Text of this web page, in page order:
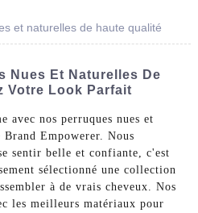
et naturelles de haute qualité
Nues Et Naturelles De
Votre Look Parfait
nos perruques nues et
Empowerer. Nous
sentir belle et confiante, c'est
sélectionné une collection
à de vrais cheveux. Nos
les meilleurs matériaux pour